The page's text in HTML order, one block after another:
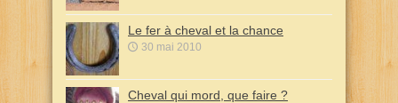
Le fer à cheval et la chance
30 mai 2010
Cheval qui mord, que faire ?